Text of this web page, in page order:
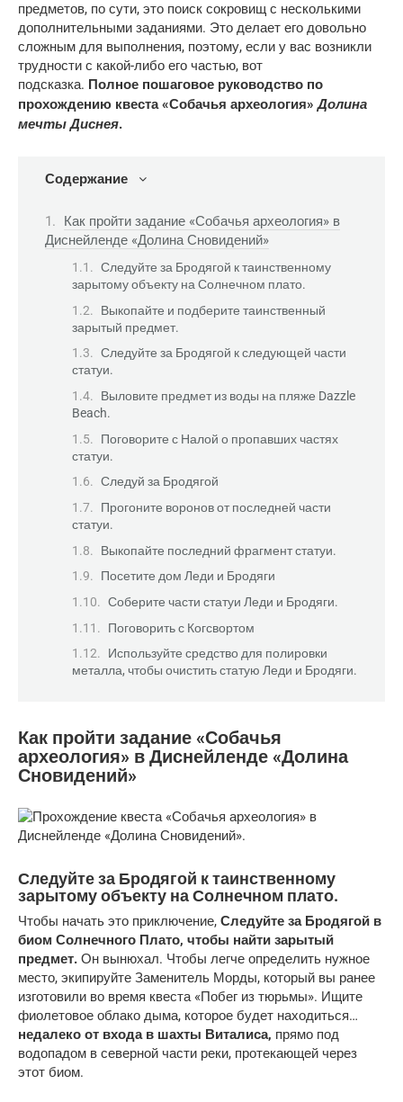
предметов, по сути, это поиск сокровищ с несколькими
дополнительными заданиями. Это делает его довольно
сложным для выполнения, поэтому, если у вас возникли
трудности с какой-либо его частью, вот
подсказка. Полное пошаговое руководство по
прохождению квеста «Собачья археология»Долина
мечты Диснея.
Содержание
Как пройти задание «Собачья археология» в
Диснейленде «Долина Сновидений»
Следуйте за Бродягой к таинственному
зарытому объекту на Солнечном плато.
Выкопайте и подберите таинственный
зарытый предмет.
Следуйте за Бродягой к следующей части
статуи.
Выловите предмет из воды на пляже Dazzle
Beach.
Поговорите с Налой о пропавших частях
статуи.
Следуй за Бродягой
Прогоните воронов от последней части
статуи.
Выкопайте последний фрагмент статуи.
Посетите дом Леди и Бродяги
Соберите части статуи Леди и Бродяги.
Поговорить с Когсвортом
Используйте средство для полировки
металла, чтобы очистить статую Леди и Бродяги.
Как пройти задание «Собачья
археология» в Диснейленде «Долина
Сновидений»
Следуйте за Бродягой к таинственному
зарытому объекту на Солнечном плато.
Чтобы начать это приключение, Следуйте за Бродягой в
биом Солнечного Плато, чтобы найти зарытый
предмет. Он вынюхал. Чтобы легче определить нужное
место, экипируйте Заменитель Морды, который вы ранее
изготовили во время квеста «Побег из тюрьмы». Ищите
фиолетовое облако дыма, которое будет находиться…
недалеко от входа в шахты Виталиса, прямо под
водопадом в северной части реки, протекающей через
этот биом.